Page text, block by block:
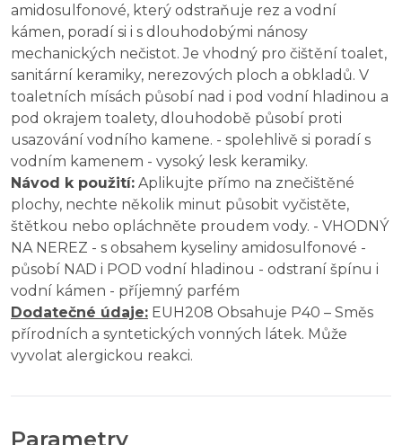
amidosulfonové, který odstraňuje rez a vodní
kámen, poradí si i s dlouhodobými nánosy
mechanických nečistot. Je vhodný pro čištění toalet,
sanitární keramiky, nerezových ploch a obkladů. V
toaletních mísách působí nad i pod vodní hladinou a
pod okrajem toalety, dlouhodobě působí proti
usazování vodního kamene. - spolehlivě si poradí s
vodním kamenem - vysoký lesk keramiky.
Návod k použití: Aplikujte přímo na znečištěné
plochy, nechte několik minut působit vyčistěte,
štětkou nebo opláchněte proudem vody. - VHODNÝ
NA NEREZ - s obsahem kyseliny amidosulfonové -
působí NAD i POD vodní hladinou - odstraní špínu i
vodní kámen - příjemný parfém
Dodatečné údaje: EUH208 Obsahuje P40 – Směs
přírodních a syntetických vonných látek. Může
vyvolat alergickou reakci.
Parametry